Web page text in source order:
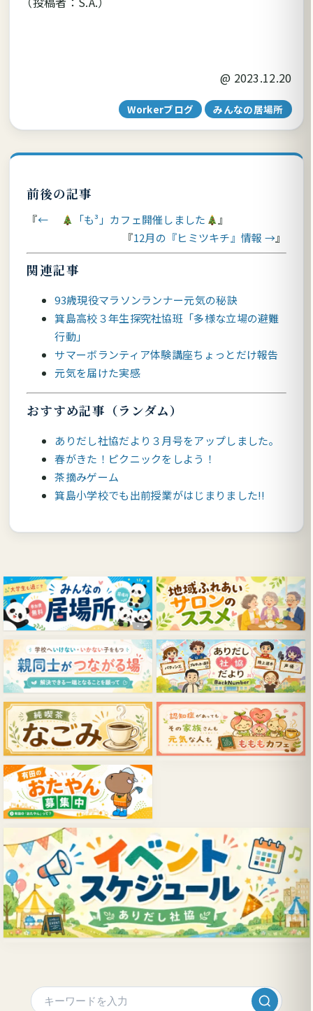
@ 2023.12.20
Workerブログ みんなの居場所
前後の記事
←
「も³」カフェ開催しました
12月の『ヒミツキチ』情報 →
関連記事
93歳現役マラソンランナー元気の秘訣
箕島高校３年生探究社協班「多様な立場の避難
行動」
サマーボランティア体験講座ちょっとだけ報告
元気を届けた実感
おすすめ記事（ランダム）
ありだし社協だより３月号をアップしました。
春がきた！ピクニックをしよう！
茶摘みゲーム
箕島小学校でも出前授業がはじまりました!!